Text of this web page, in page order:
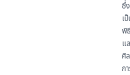
ซึ่ง
เ
พิ
แ
ศิ
ก